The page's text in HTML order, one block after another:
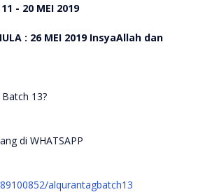
11 - 20 MEI 2019
: 26 MEI 2019 InsyaAllah dan
13?
di WHATSAPP
alqurantagbatch13